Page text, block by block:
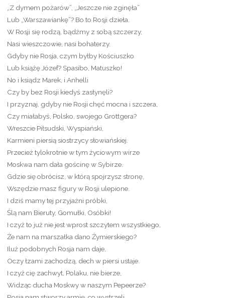
„Z dymem pożarów”, „Jeszcze nie zginęła”
Lub „Warszawiankę”? Bo to Rosji dzieła.
W Rosji się rodzą, bądźmy z sobą szczerzy,
Nasi wieszczowie, nasi bohaterzy.
Gdyby nie Rosja, czym byłby Kościuszko
Lub książę Józef? Spasibo, Matuszko!
No i ksiądz Marek, i Anhelli
Czy by bez Rosji kiedyś zasłynęli?
I przyznaj, gdyby nie Rosji chęć mocna i szczera,
Czy miałabyś, Polsko, swojego Grottgera?
Wreszcie Piłsudski, Wyspiański,
Karmieni piersią siostrzycy słowiańskiej.
Przecież tylokrotnie w tym życiowym wirze
Moskwa nam dała gościnę w Sybirze.
Gdzie się obrócisz, w którą spojrzysz stronę,
Wszędzie masz figury w Rosji ulepione.
I dziś mamy tej przyjaźni próbki,
Ślą nam Bieruty, Gomułki, Osóbki!
I czyż to już nie jest wprost szczytem wszystkiego,
Że nam na marszałka dano Żymierskiego?
Iluż podobnych Rosja nam daje,
Oczy łzami zachodzą, dech w piersi ustaje.
I czyż cię zachwyt, Polaku, nie bierze,
Widząc ducha Moskwy w naszym Pepeerze?